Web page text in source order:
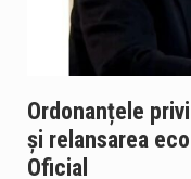
Ordonanțele
și relansarea
Oficial